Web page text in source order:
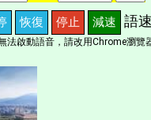
恢復 停止 減速 語
法啟動語音，請改用Chrome瀏覽